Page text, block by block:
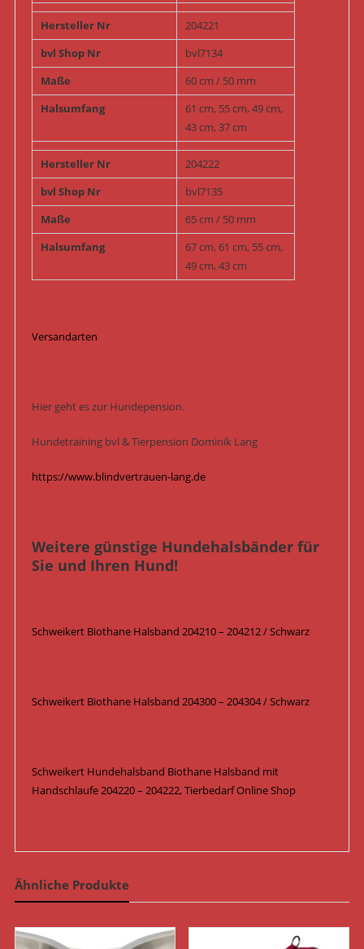
Hersteller Nr
204221
bvl Shop Nr
bvl7134
Maße
60 cm / 50 mm
Halsumfang
61 cm, 55 cm, 49 cm,
43 cm, 37 cm
Hersteller Nr
204222
bvl Shop Nr
bvl7135
Maße
65 cm / 50 mm
Halsumfang
67 cm, 61 cm, 55 cm,
49 cm, 43 cm
Versandarten
Hier geht es zur Hundepension.
Hundetraining bvl & Tierpension Dominik Lang
https://www.blindvertrauen-lang.de
Weitere günstige Hundehalsbänder für
Sie und Ihren Hund!
Schweikert Biothane Halsband 204210 – 204212 / Schwarz
Schweikert Biothane Halsband 204300 – 204304 / Schwarz
Schweikert Hundehalsband Biothane Halsband mit
Handschlaufe 204220 – 204222, Tierbedarf Online Shop
Ähnliche Produkte